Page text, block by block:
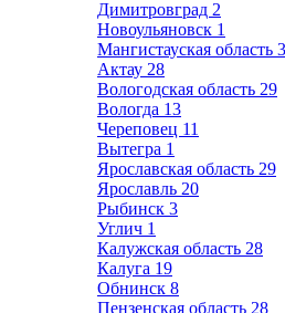
Димитровград 2
Новоульяновск 1
Мангистауская область
Актау 28
Вологодская область 29
Вологда 13
Череповец 11
Вытегра 1
Ярославская область 29
Ярославль 20
Рыбинск 3
Углич 1
Калужская область 28
Калуга 19
Обнинск 8
Пензенская область 28